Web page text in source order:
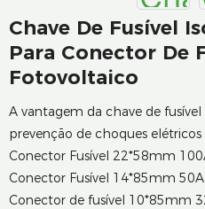
Chave De Fusível
Para Conector De
Fotovoltaico
A vantagem da chave de fusível
prevenção de choques elétricos
Conector Fusível 22*58mm
Conector Fusível 14*85mm
Conector de fusível 10*85mm